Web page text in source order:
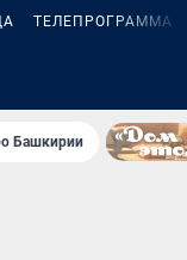
ТЕЛЕПРОГРАММА
Башкирии